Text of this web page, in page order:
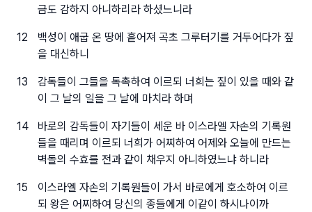
금도 감하지 아니하리라 하셨느니라
12
백성이 애굽 온 땅에 흩어져 곡초 그루터기를 거두어다가 짚
을 대신하니
13
감독들이 그들을 독촉하여 이르되 너희는 짚이 있을 때와 같
이 그 날의 일을 그 날에 마치라 하며
14
바로의 감독들이 자기들이 세운 바 이스라엘 자손의 기록원
들을 때리며 이르되 너희가 어찌하여 어제와 오늘에 만드는
벽돌의 수효를 전과 같이 채우지 아니하였느냐 하니라
15
이스라엘 자손의 기록원들이 가서 바로에게 호소하여 이르
되 왕은 어찌하여 당신의 종들에게 이같이 하시나이까